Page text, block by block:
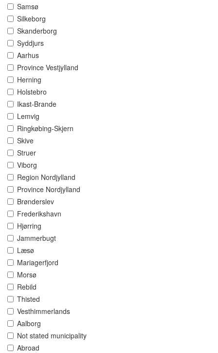
Samsø
Silkeborg
Skanderborg
Syddjurs
Aarhus
Province Vestjylland
Herning
Holstebro
Ikast-Brande
Lemvig
Ringkøbing-Skjern
Skive
Struer
Viborg
Region Nordjylland
Province Nordjylland
Brønderslev
Frederikshavn
Hjørring
Jammerbugt
Læsø
Mariagerfjord
Morsø
Rebild
Thisted
Vesthimmerlands
Aalborg
Not stated municipality
Abroad